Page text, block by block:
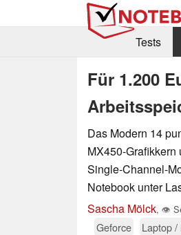
Tests
Für 1.200
Das Modern 14
MX450-Grafikkern
Single-Channel-
Notebook unter
Sascha Mölck, 👁
Geforce Laptop /